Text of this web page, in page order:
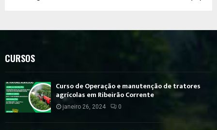
CURSOS
Curso de Operação e manutenção de tratores
agrícolas em Ribeirão Corrente
janeiro 26, 2024 0